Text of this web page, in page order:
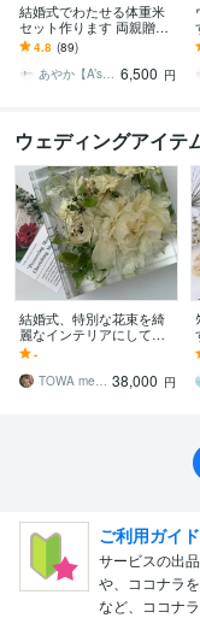
結婚式でわたせる体重米
セット作ります 両親贈呈
品として大人気の体重米
オリジナルセットです！
4.8 (89)
あやか【A’s WEDDING】 6,500 円
ウェディングアイテ
結婚式、特別な花束を綺
麗なインテリアにして残
します 特別な花束、ブー
ケを永遠に残るアフター
ブーケに加工します
-
TOWA memorialbouquet 38,000 円
ご利用ガイド
サービスの出
や、ココナラ
など、ココナ